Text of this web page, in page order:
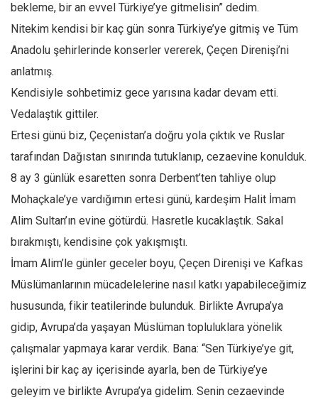
Kültür Sanat
7 soruda bu hafta
Ekonomi
Spor
Manzara
Sağlık
Gıda-Beslenme
Hayat
Türkiye
Avrupa
Asya
Afrika
İslam Dünyası
bekleme, bir an evvel Türkiye’ye gitmelisin” dedim.
Nitekim kendisi bir kaç gün sonra Türkiye’ye gitmiş ve Tüm
Anadolu şehirlerinde konserler vererek, Çeçen Direnişi’ni
anlatmış.
Kendisiyle sohbetimiz gece yarısına kadar devam etti.
Vedalaştık gittiler.
Ertesi günü biz, Çeçenistan’a doğru yola çıktık ve Ruslar
tarafından Dağıstan sınırında tutuklanıp, cezaevine konulduk.
8 ay 3 günlük esaretten sonra Derbent’ten tahliye olup
Mohaçkale’ye vardığımın ertesi günü, kardeşim Halit İmam
Alim Sultan’ın evine götürdü. Hasretle kucaklaştık. Sakal
bırakmıştı, kendisine çok yakışmıştı.
İmam Alim’le günler geceler boyu, Çeçen Direnişi ve Kafkas
Müslümanlarının mücadelelerine nasıl katkı yapabileceğimiz
hususunda, fikir teatilerinde bulunduk. Birlikte Avrupa’ya
gidip, Avrupa’da yaşayan Müslüman topluluklara yönelik
çalışmalar yapmaya karar verdik. Bana: “Sen Türkiye’ye git,
işlerini bir kaç ay içerisinde ayarla, ben de Türkiye’ye
geleyim ve birlikte Avrupa’ya gidelim. Senin cezaevinde